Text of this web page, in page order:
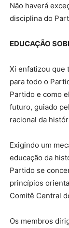
Não haverá
disciplina do
EDUCAÇÃO
Xi enfatizou que
para todo o
Partido e como
futuro, guiado
racional da
Exigindo um
educação da
Partido se
princípios
Comitê Central
Os membros